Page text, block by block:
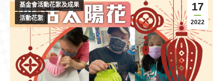
17
2022
基金會活動花絮及成果
活動花絮